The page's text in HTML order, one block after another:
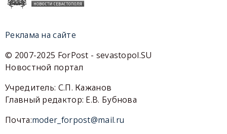
Реклама на сайте
© 2007-2025 ForPost - sevastopol.SU
Новостной портал
Учредитель: С.П. Кажанов
Главный редактор: Е.В. Бубнова
Почта:moder_forpost@mail.ru